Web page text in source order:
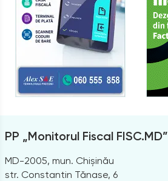
PP „Monitorul Fiscal FISC.MD”
MD-2005, mun. Chișinău
str. Constantin Tănase, 6